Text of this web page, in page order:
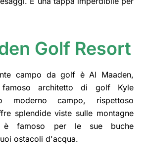
Golf Resort
campo da golf è Al Maaden,
architetto di golf Kyle
moderno campo, rispettoso
splendide viste sulle montagne
è famoso per le sue buche
ostacoli d'acqua.